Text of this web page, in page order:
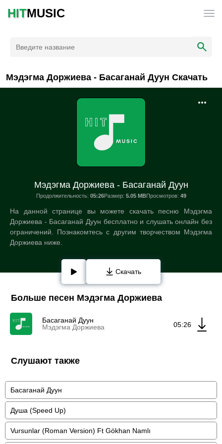
HITMUSIC
Мэдэгма Доржиева - Басаганай Дуун Скачать
Мэдэгма Доржиева - Басаганай Дуун
Продолжительность: 05:26Размер: 5.05 MBПросмотров: 49
На данной странице вы можете скачать песню Мэдэгма
Доржиева - Басаганай Дуун бесплатно и слушать онлайн без
ограничений. Познакомтесь с другим творчеством Мэдэгма
Доржиева ниже.
Скачать
Больше песен Мэдэгма Доржиева
Басаганай Дуун
Мэдэгма Доржиева
05:26
Слушают также
Басаганай Дуун
Душа (Speed Up)
Vursunlar (Roman Version) Ft Gökhan Namlı